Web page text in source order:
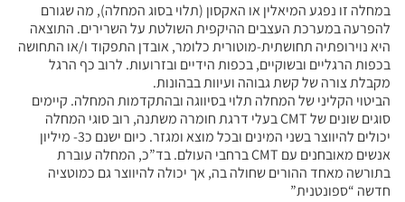
במחלה זו נפגע המיאלין או האקסון (תלוי בסוג המחלה), מה שגורם
להפרעה במערכת העצבים ההיקפית השולטת על השרירים. התוצאה
היא נוירופתיה תחושתית-מוטורית כלומר, אובדן התפקוד ו/או התחושה
בכפות הרגליים ובשוקיים, בכפות הידיים ובזרועות. לרוב כף הרגל
מקבלת צורה של קשת גבוהה ועיוות בבהונות.
הביטוי הקליני של המחלה תלוי בסיווגה ובהתקדמות המחלה. קיימים
סוגים שונים של CMT בעלי דרגת חומרה משתנה, רוב סוגי המחלה
יכולים להיווצר בשני המינים ובכל מוצא ומגזר. כיום ישנם כ3- מיליון
אנשים מאובחנים עם CMT ברחבי העולם. בד”כ, המחלה עוברת
בתורשה מאחד ההורים שחולה בה, אך יכולה להיווצר גם כמוטציה
חדשה “ספונטנית”